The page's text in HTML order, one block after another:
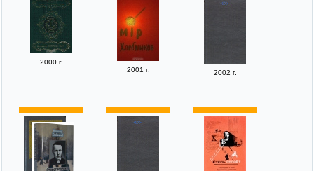
2000 г.
2001 г.
2002 г.